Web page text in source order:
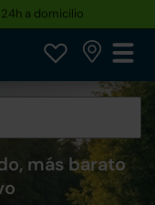
uno nuevo
más barato